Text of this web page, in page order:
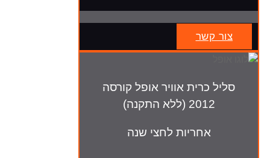
צור קשר
סליל כרית אוויר אופל קורסה
2012 (ללא התקנה)
אחריות לחצי שנה